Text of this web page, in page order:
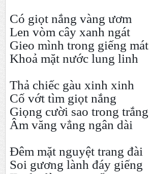
Có giọt nắng vàng ươm
Len vòm cây xanh ngát
Gieo mình trong giếng mát
Khoả mặt nước lung linh
Thả chiếc gàu xinh xinh
Cố vớt tìm giọt nắng
Giọng cười sao trong trắng
Âm văng vẳng ngân dài
Đêm mặt nguyệt trang đài
Soi gương lành đáy giếng